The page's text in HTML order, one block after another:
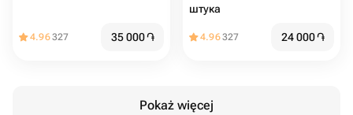
4.96327 35 000֏
штука
4.96327 24 000֏
Pokaż więcej